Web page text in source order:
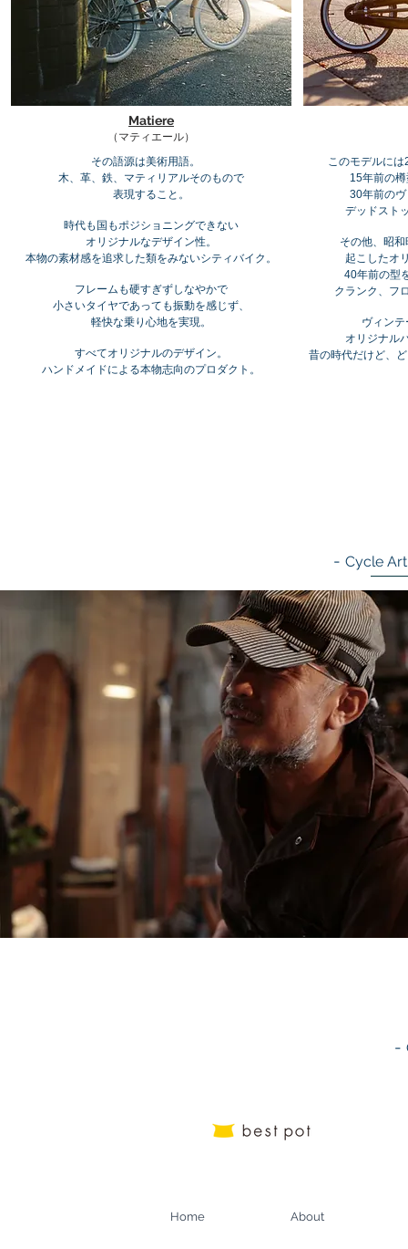
Matiere
（マティエール）
その語源は美術用語。
木、革、鉄、マティリアルそのもので
表現すること。
時代も国もポジショニングできない
オリジナルなデザイン性。
本物の素材感を追求した類をみないシティバイク。
フレームも硬すぎずしなやかで
小さいタイヤであっても振動を感じず、
軽快な乗り心地を実現。
すべてオリジナルのデザイン。
ハンドメイドによる本物志向のプロダクト。
このモデルに
15年前の
30年前の
デッドスト
その他、昭
起こしたオ
40年前の型
クランク、フ
ヴィン
オリジナル
昔の時代だけど、
- Cycle
-
Home About